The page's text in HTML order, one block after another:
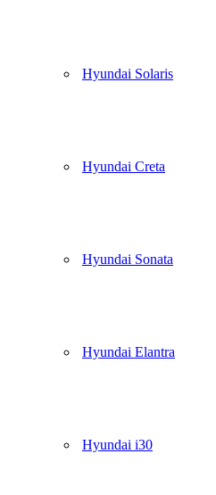
Hyundai Solaris
Hyundai Creta
Hyundai Sonata
Hyundai Elantra
Hyundai i30